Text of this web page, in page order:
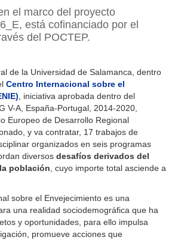
el marco del proyecto
está cofinanciado por el
del POCTEP.
de la Universidad de Salamanca, dentro
Centro Internacional sobre el
, iniciativa aprobada dentro del
V-A, España-Portugal, 2014-2020,
Europeo de Desarrollo Regional
y va contratar, 17 trabajos de
organizados en seis programas
diversos desafíos derivados del
población , cuyo importe total asciende a
sobre el Envejecimiento es una
una realidad sociodemográfica que ha
y oportunidades, para ello impulsa
promueve acciones que